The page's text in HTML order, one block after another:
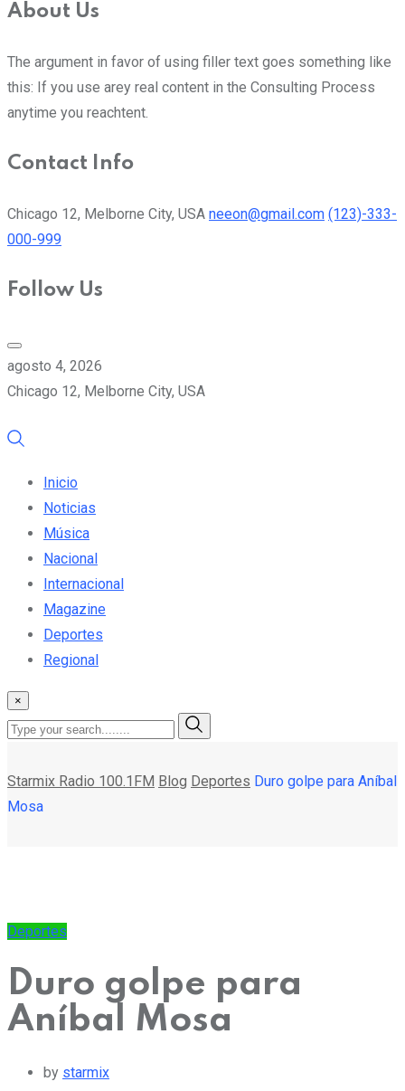
About Us
The argument in favor of using filler text goes something like
this: If you use arey real content in the Consulting Process
anytime you reachtent.
Contact Info
Chicago 12, Melborne City, USA neeon@gmail.com (123)-333-
000-999
Follow Us
agosto 4, 2026
Chicago 12, Melborne City, USA
Inicio
Noticias
Música
Nacional
Internacional
Magazine
Deportes
Regional
×
Starmix Radio 100.1FM Blog Deportes Duro golpe para Aníbal
Mosa
Deportes
Duro golpe para
Aníbal Mosa
by starmix